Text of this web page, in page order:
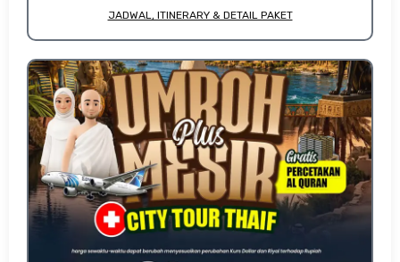
JADWAL, ITINERARY & DETAIL PAKET